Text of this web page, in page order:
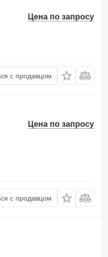
Цена по запросу
с продавцом
Цена по запросу
с продавцом